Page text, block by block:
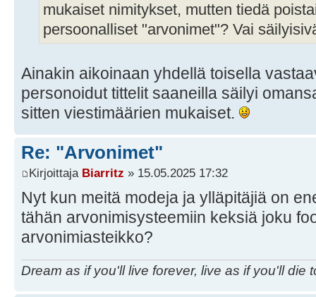
mukaiset nimitykset, mutten tiedä
persoonalliset "arvonimet"? Vai
Ainakin aikoinaan yhdellä toisella
personoidut tittelit saaneilla säilyi
sitten viestimäärien mukaiset.
Re: "Arvonimet"
Kirjoittaja Biarritz » 15.05.2025 17:32
Nyt kun meitä modeja ja ylläpitäjiä on
tähän arvonimisysteemiin keksiä joku
arvonimiasteikko?
Dream as if you'll live forever, live as if you'll die